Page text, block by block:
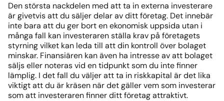
Den största nackdelen med att ta in externa investerare
är givetvis att du säljer delar av ditt företag. Det innebär
inte bara att du ger bort en ekonomisk uppsida utan i
många fall kan investeraren ställa krav på företagets
styrning vilket kan leda till att din kontroll över bolaget
minskar. Finansiären kan även ha intresse av att bolaget
säljs eller noteras vid en tidpunkt som du inte finner
lämplig. I det fall du väljer att ta in riskkapital är det lika
viktigt att du är kräsen när det gäller vem som investerar
som att investeraren finner ditt företag attraktivt.